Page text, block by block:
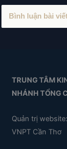
TRUNG TÂM
NHÁNH TỔNG
Quản trị website:
VNPT Cần Thơ